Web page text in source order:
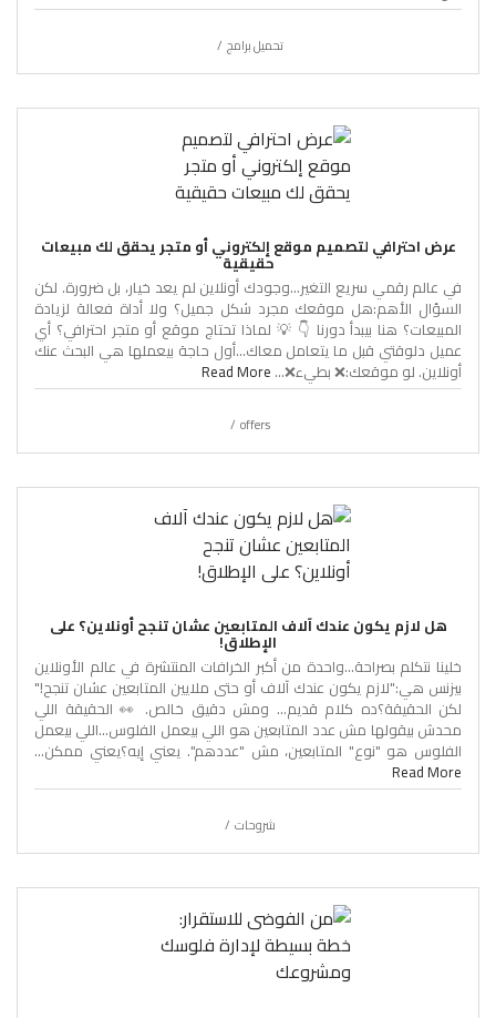
تحميل برامج
عرض احترافي لتصميم موقع إلكتروني أو متجر يحقق لك مبيعات
حقيقية
في عالم رقمي سريع التغير…وجودك أونلاين لم يعد خيار، بل ضرورة. لكن
السؤال الأهم:هل موقعك مجرد شكل جميل؟ ولا أداة فعالة لزيادة
المبيعات؟ هنا بيبدأ دورنا 👇 💡 لماذا تحتاج موقع أو متجر احترافي؟ أي
عميل دلوقتي قبل ما يتعامل معاك…أول حاجة بيعملها هي البحث عنك
أونلاين. لو موقعك:❌ بطيء❌... Read More
offers
هل لازم يكون عندك آلاف المتابعين عشان تنجح أونلاين؟ على
الإطلاق!
خلينا نتكلم بصراحة…واحدة من أكبر الخرافات المنتشرة في عالم الأونلاين
بيزنس هي:"لازم يكون عندك آلاف أو حتى ملايين المتابعين عشان تنجح!"
لكن الحقيقة؟ده كلام قديم… ومش دقيق خالص. 👀 الحقيقة اللي
محدش بيقولها مش عدد المتابعين هو اللي بيعمل الفلوس…اللي بيعمل
الفلوس هو "نوع" المتابعين، مش "عددهم". يعني إيه؟يعني ممكن...
Read More
شروحات